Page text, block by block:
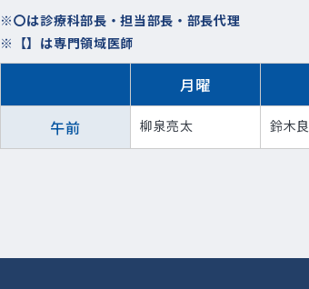
※〇は診療科部長・担当部長・部長代理
※【】は専門領域医師
月曜
午前
柳泉亮太 鈴木